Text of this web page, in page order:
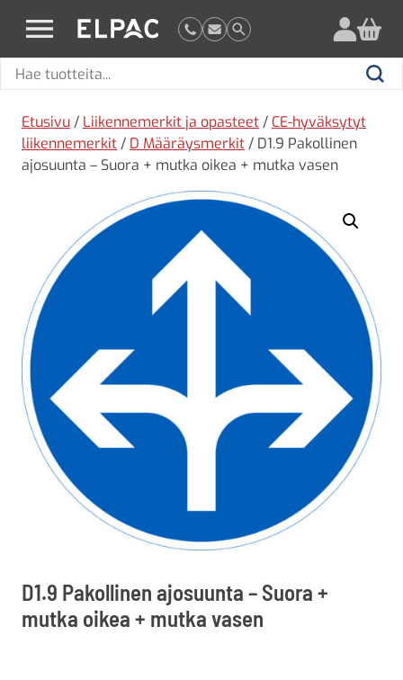
elpac.fi
Hae
Hae
Etusivu / Liikennemerkit ja opasteet / CE-hyväksytyt
liikennemerkit / D Määräysmerkit / D1.9 Pakollinen
ajosuunta – Suora + mutka oikea + mutka vasen
D1.9 Pakollinen ajosuunta – Suora +
mutka oikea + mutka vasen